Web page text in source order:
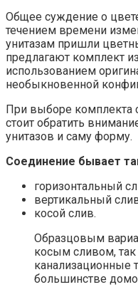
Общее суждение о
течением времени
унитазам пришли
предлагают комплект
использованием
необыкновенной
При выборе комплекта
стоит обратить
унитазов и саму форму.
Соединение бывает
горизонтальный
вертикальный
косой слив.
Образцовым
косым сливом,
канализационные
большинстве